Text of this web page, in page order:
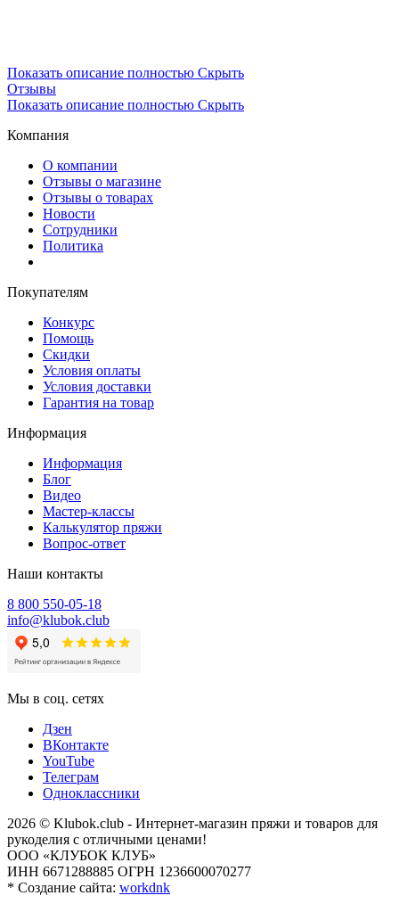
Показать описание полностью Скрыть
Отзывы
Показать описание полностью Скрыть
Компания
О компании
Отзывы о магазине
Отзывы о товарах
Новости
Сотрудники
Политика
Покупателям
Конкурс
Помощь
Скидки
Условия оплаты
Условия доставки
Гарантия на товар
Информация
Информация
Блог
Видео
Мастер-классы
Калькулятор пряжи
Вопрос-ответ
Наши контакты
8 800 550-05-18
info@klubok.club
Мы в соц. сетях
Дзен
ВКонтакте
YouTube
Телеграм
Одноклассники
2026 © Klubok.club - Интернет-магазин пряжи и товаров для
рукоделия с отличными ценами!
ООО «КЛУБОК КЛУБ»
ИНН 6671288885 ОГРН 1236600070277
* Создание сайта: workdnk